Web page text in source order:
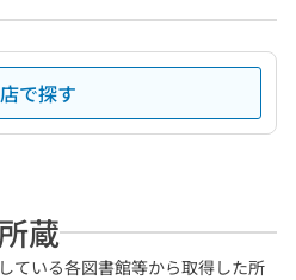
で探す
蔵
ている各図書館等から取得した所